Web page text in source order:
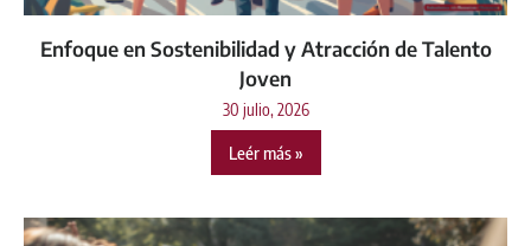
Enfoque en Sostenibilidad y Atracción de Talento
Joven
30 julio, 2026
Leér más »